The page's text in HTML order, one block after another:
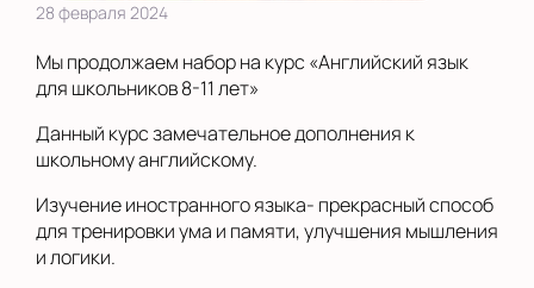
28 февраля 2024
Мы продолжаем набор на курс «Английский язык
для школьников 8-11 лет»
Данный курс замечательное дополнения к
школьному английскому.
Изучение иностранного языка- прекрасный способ
для тренировки ума и памяти, улучшения мышления
и логики.